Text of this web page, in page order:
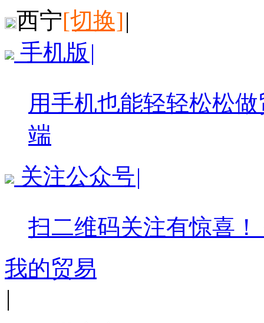
西宁[切换]|
手机版 |
用手机也能轻轻松松
端
关注公众号|
扫二维码关注有惊喜！
我的贸易
|